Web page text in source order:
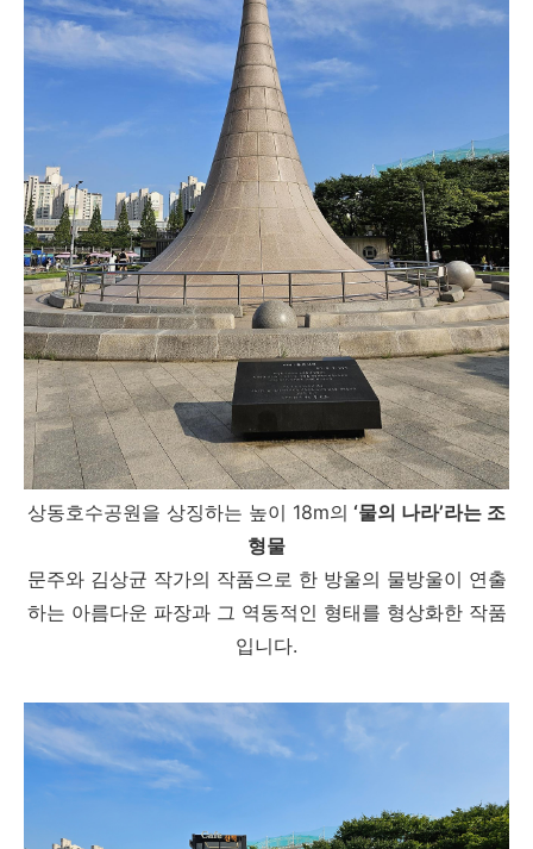
상동호수공원을 상징하는 높이 18m의 ‘물의 나라’라는 조
형물
문주와 김상균 작가의 작품으로 한 방울의 물방울이 연출
하는 아름다운 파장과 그 역동적인 형태를 형상화한 작품
입니다.